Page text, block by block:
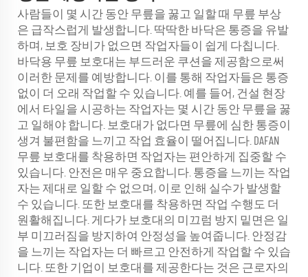
사람들이 몇 시간 동안 무릎을 꿇고 일할 때 무릎 부상
은 급작스럽게 발생합니다. 딱딱한 바닥은 통증을 유발
하며, 보호 장비가 없으면 작업자들이 쉽게 다칩니다.
바닥용 무릎 보호대는 부드러운 쿠션을 제공함으로써
이러한 문제를 예방합니다. 이를 통해 작업자들은 통증
없이 더 오래 작업할 수 있습니다. 예를 들어, 건설 현장
에서 타일을 시공하는 작업자는 몇 시간 동안 무릎을 꿇
고 일해야 합니다. 보호대가 없다면 무릎에 심한 통증이
생겨 불편함을 느끼고 작업 효율이 떨어집니다. DAFAN
무릎 보호대를 착용하면 작업자는 편안하게 집중할 수
있습니다. 안전은 매우 중요합니다. 통증을 느끼는 작업
자는 제대로 일할 수 없으며, 이로 인해 실수가 발생할
수 있습니다. 또한 보호대를 착용하면 작업 수행도 더
원활해집니다. 게다가 보호대의 미끄럼 방지 밑면은 일
부 미끄러짐을 방지하여 안정성을 높여줍니다. 안정감
을 느끼는 작업자는 더 빠르고 안전하게 작업할 수 있습
니다. 또한 기업이 보호대를 제공한다는 것은 근로자의